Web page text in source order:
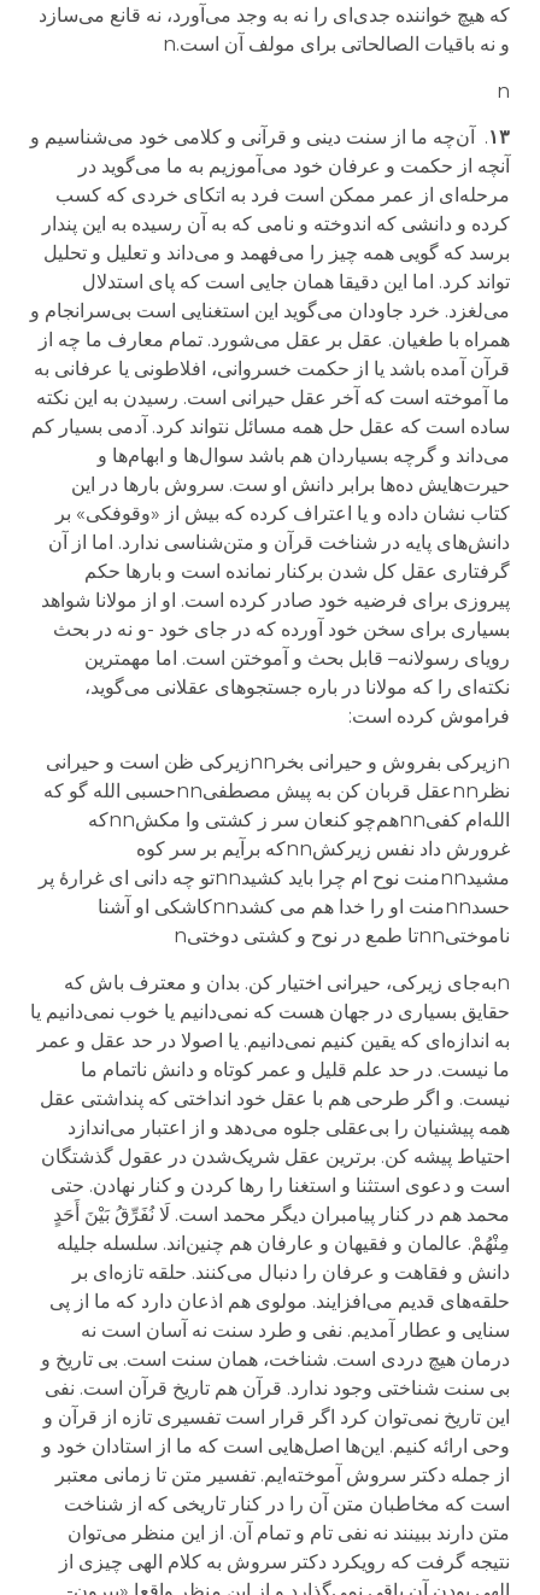
که هیچ خواننده جدی‌ای را نه به وجد می‌آورد، نه قانع می‌سازد
و نه باقیات الصالحاتی برای مولف آن است.
n
n
۱۳. آن‌چه ما از سنت دینی و قرآنی و کلامی خود می‌شناسیم و
آنچه از حکمت و عرفان خود می‌آموزیم به ما می‌گوید در
مرحله‌ای از عمر ممکن است فرد به اتکای خردی که کسب
کرده و دانشی که اندوخته و نامی که به آن رسیده به این پندار
برسد که گویی همه چیز را می‌فهمد و می‌داند و تعلیل و تحلیل
تواند کرد. اما این دقیقا همان جایی است که پای استدلال
می‌لغزد. خرد جاودان می‌گوید این استغنایی است بی‌سرانجام و
همراه با طغیان. عقل بر عقل می‌شورد. تمام معارف ما چه از
قرآن آمده باشد یا از حکمت خسروانی، افلاطونی یا عرفانی به
ما آموخته است که آخر عقل حیرانی است. رسیدن به این نکته
ساده است که عقل حل همه مسائل نتواند کرد. آدمی بسیار کم
می‌داند و گرچه بسیاردان هم باشد سوال‌ها و ابهام‌ها و
حیرت‌هایش ده‌ها برابر دانش او ست. سروش بارها در این
کتاب نشان داده و یا اعتراف کرده که بیش از «وقوفکی» بر
دانش‌های پایه در شناخت قرآن و متن‌شناسی ندارد. اما از آن
گرفتاری عقل کل شدن برکنار نمانده است و بارها حکم
پیروزی برای فرضیه خود صادر کرده است. او از مولانا شواهد
بسیاری برای سخن خود آورده که در جای خود -و نه در بحث
رویای رسولانه– قابل بحث و آموختن است. اما مهمترین
نکته‌ای را که مولانا در باره جستجوهای عقلانی می‌گوید،
فراموش کرده است:
nزیرکی بفروش و حیرانی بخر nnزیرکی ظن است و حیرانی
نظر nnعقل قربان کن به پیش مصطفیnnحسبی الله گو که
الله‌ام کفیnnهم‌چو کنعان سر ز کشتی وا مکشnnکه
غرورش داد نفس زیرکشnnکه برآیم بر سر کوه
مشیدnnمنت نوح ام چرا باید کشیدnnتو چه دانی ای غرارهٔ پر
حسدnnمنت او را خدا هم می ‌کشدnnکاشکی او آشنا
ناموختیnnتا طمع در نوح و کشتی دوختیn
nبه‌جای زیرکی، حیرانی اختیار کن. بدان و معترف باش که
حقایق بسیاری در جهان هست که نمی‌دانیم یا خوب نمی‌دانیم یا
به اندازه‌ای که یقین کنیم نمی‌دانیم. یا اصولا در حد عقل و عمر
ما نیست. در حد علم قلیل و عمر کوتاه و دانش ناتمام ما
نیست. و اگر طرحی هم با عقل خود انداختی که پنداشتی عقل
همه پیشنیان را بی‌عقلی جلوه می‌دهد و از اعتبار می‌اندازد
احتیاط پیشه کن. برترین عقل شریک‌شدن در عقول گذشتگان
است و دعوی استثنا و استغنا را رها کردن و کنار نهادن. حتی
محمد هم در کنار پیامبران دیگر محمد است. لَا نُفَرِّقُ بَیْنَ أَحَدٍ
مِنْهُمْ. عالمان و فقیهان و عارفان هم چنین‌اند. سلسله جلیله
دانش و فقاهت و عرفان را دنبال می‌کنند. حلقه تازه‌ای بر
حلقه‌های قدیم می‌افزایند. مولوی هم اذعان دارد که ما از پی
سنایی و عطار آمدیم. نفی و طرد سنت نه آسان است نه
درمان هیچ دردی است. شناخت، همان سنت است. بی تاریخ و
بی سنت شناختی وجود ندارد. قرآن هم تاریخ قرآن است. نفی
این تاریخ نمی‌توان کرد اگر قرار است تفسیری تازه از قرآن و
وحی ارائه کنیم. این‌ها اصل‌هایی است که ما از استادان خود و
از جمله دکتر سروش آموخته‌ایم. تفسیر متن تا زمانی معتبر
است که مخاطبان متن آن را در کنار تاریخی که از شناخت
متن دارند ببینند نه نفی تام و تمام آن. از این منظر می‌توان
نتیجه گرفت که رویکرد دکتر سروش به کلام الهی چیزی از